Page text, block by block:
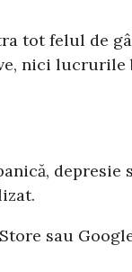
tot felul de
nici lucrurile
sau